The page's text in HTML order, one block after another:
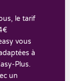
le tarif
vous
à
Plus.
un